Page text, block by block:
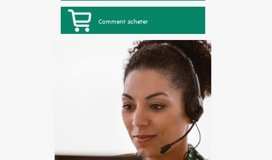
Comment acheter